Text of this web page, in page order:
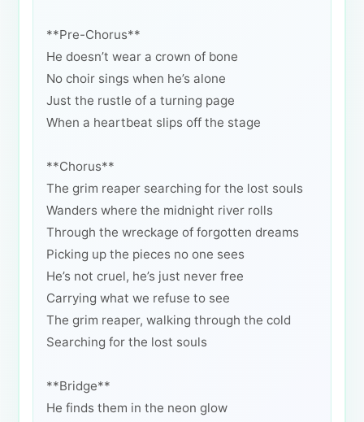
**Pre-Chorus**
He doesn’t wear a crown of bone
No choir sings when he’s alone
Just the rustle of a turning page
When a heartbeat slips off the stage
**Chorus**
The grim reaper searching for the lost souls
Wanders where the midnight river rolls
Through the wreckage of forgotten dreams
Picking up the pieces no one sees
He’s not cruel, he’s just never free
Carrying what we refuse to see
The grim reaper, walking through the cold
Searching for the lost souls
**Bridge**
He finds them in the neon glow